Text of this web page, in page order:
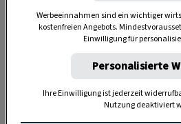
Anzeige
Werbeeinnahmen sind ein wichtiger
kostenfreien Angebots.
Einwilligung für
Personalisierte
Ihre Einwilligung ist jederzeit
Nutzung deaktiviert